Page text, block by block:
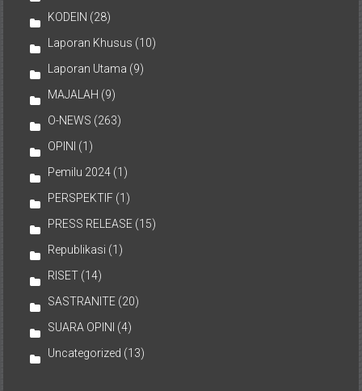
KODEIN (28)
Laporan Khusus (10)
Laporan Utama (9)
MAJALAH (9)
O-NEWS (263)
OPINI (1)
Pemilu 2024 (1)
PERSPEKTIF (1)
PRESS RELEASE (15)
Republikasi (1)
RISET (14)
SASTRANITE (20)
SUARA OPINI (4)
Uncategorized (13)